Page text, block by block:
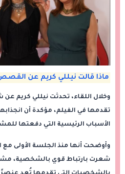
ماذا قالت نيللي كريم عن
وخلال اللقاء، تحدثت نيللي كريم
تقدمها في الفيلم، مؤكدة أن
الأسباب الرئيسية التي دفعتها
وأوضحت أنها منذ الجلسة الأولى مع
شعرت بارتباط قوي بالشخصية،